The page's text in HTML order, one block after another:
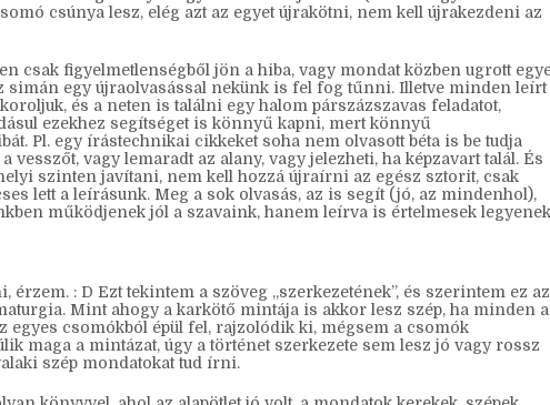
alap szint, hogy legyen érthető, amit leírok, haladó szint, hogy
a részt a legkönnyebb gyakorolni és javítani. (Mint ahogy a
csúnya lesz, elég azt az egyet újrakötni, nem kell újrakezdeni az
csak figyelmetlenségből jön a hiba, vagy mondat közben ugrott egyet
simán egy újraolvasással nekünk is fel fog tűnni. Illetve minden leírt
és a neten is találni egy halom párszázszavas feladatot,
ezekhez segítséget is könnyű kapni, mert könnyű
Pl. egy írástechnikai cikkeket soha nem olvasott béta is be tudja
szinten javítani, nem kell hozzá újraírni az egész sztorit, csak
működjenek jól a szavaink, hanem leírva is értelmesek legyenek.
: D Ezt tekintem a szöveg „szerkezetének”, és szerintem ez az
egyes csomókból épül fel, rajzolódik ki, mégsem a csomók